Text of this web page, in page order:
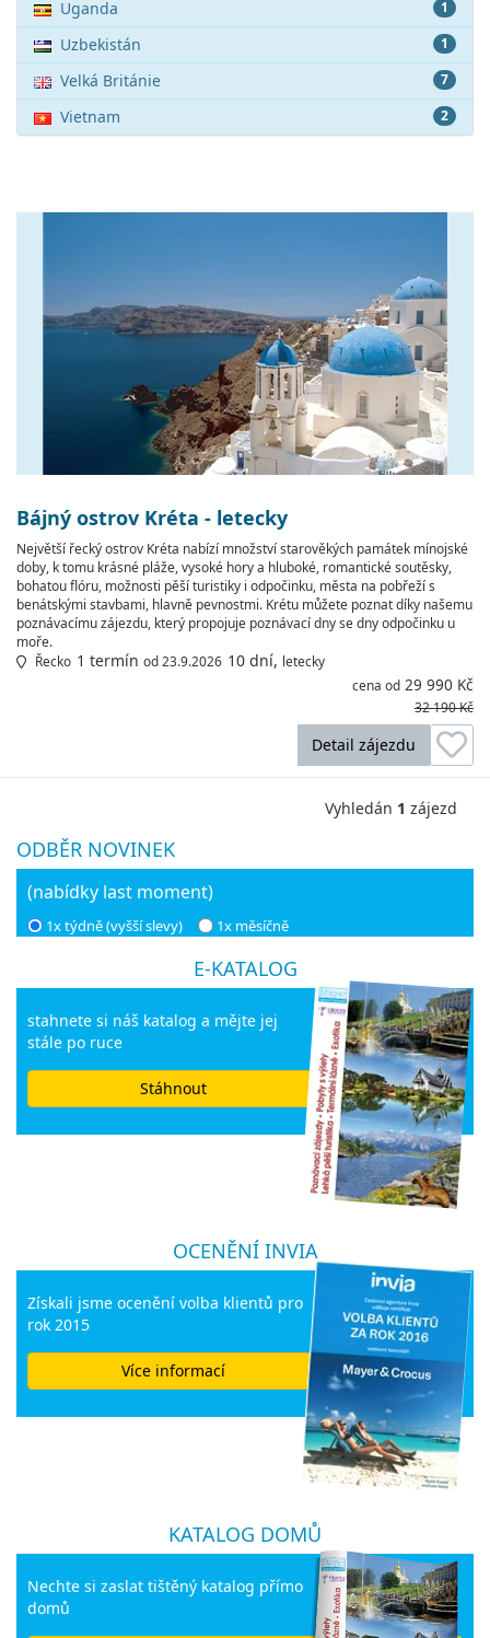
1
Uganda
1
Uzbekistán
7
Velká Británie
2
Vietnam
Bájný ostrov Kréta - letecky
Největší řecký ostrov Kréta nabízí množství starověkých památek mínojské
doby, k tomu krásné pláže, vysoké hory a hluboké, romantické soutěsky,
bohatou flóru, možnosti pěší turistiky i odpočinku, města na pobřeží s
benátskými stavbami, hlavně pevnostmi. Krétu můžete poznat díky našemu
poznávacímu zájezdu, který propojuje poznávací dny se dny odpočinku u
moře.
Řecko 1 termín od 23.9.2026 10 dní, letecky
cena od 29 990 Kč
32 190 Kč
Detail zájezdu
Vyhledán 1 zájezd
ODBĚR NOVINEK
(nabídky last moment)
1x týdně (vyšší slevy) 1x měsíčně
E-KATALOG
stahnete si náš katalog a mějte jej
stále po ruce
Stáhnout
OCENĚNÍ INVIA
Získali jsme ocenění volba klientů pro
rok 2015
Více informací
KATALOG DOMŮ
Nechte si zaslat tištěný katalog přímo
domů